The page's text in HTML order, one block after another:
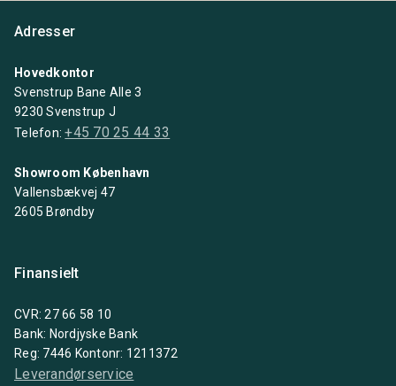
Adresser
Hovedkontor
Svenstrup Bane Alle 3
9230 Svenstrup J
Telefon:+45 70 25 44 33
Showroom København
Vallensbækvej 47
2605 Brøndby
Finansielt
CVR: 27 66 58 10
Bank: Nordjyske Bank
Reg: 7446 Kontonr: 1211372
Leverandørservice